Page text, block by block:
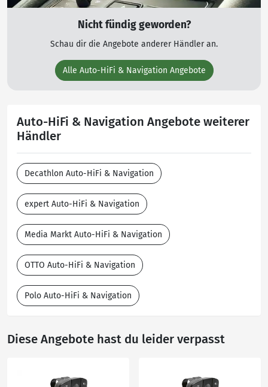
Nicht fündig geworden?
Schau dir die Angebote anderer Händler an.
Alle Auto-HiFi & Navigation Angebote
Auto-HiFi & Navigation Angebote weiterer
Händler
Decathlon Auto-HiFi & Navigation
expert Auto-HiFi & Navigation
Media Markt Auto-HiFi & Navigation
OTTO Auto-HiFi & Navigation
Polo Auto-HiFi & Navigation
Diese Angebote hast du leider verpasst